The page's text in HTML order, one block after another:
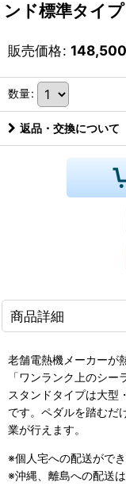
ンド標準タイプ
販売価格: 148,500
数量:
返品・交換について
商品詳細
老舗電熱機メーカーが
「ワンランク上のシー
スタンドタイプは大型
です。ペダルを踏むだ
業が行えます。
※個人宅への配送ができ
※沖縄、離島への配送は